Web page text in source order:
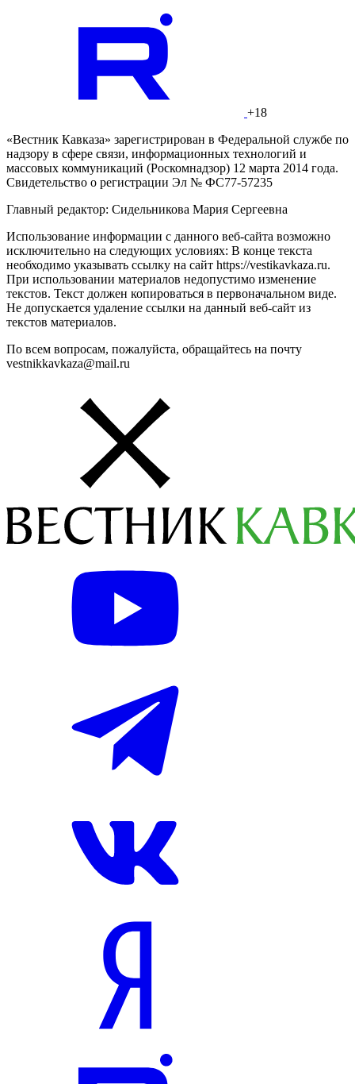
+18
«Вестник Кавказа» зарегистрирован в Федеральной службе по
надзору в сфере связи, информационных технологий и
массовых коммуникаций (Роскомнадзор) 12 марта 2014 года.
Свидетельство о регистрации Эл № ФС77-57235
Главный редактор: Сидельникова Мария Сергеевна
Использование информации с данного веб-сайта возможно
исключительно на следующих условиях: В конце текста
необходимо указывать ссылку на сайт https://vestikavkaza.ru.
При использовании материалов недопустимо изменение
текстов. Текст должен копироваться в первоначальном виде.
Не допускается удаление ссылки на данный веб-сайт из
текстов материалов.
По всем вопросам, пожалуйста, обращайтесь на почту
vestnikkavkaza@mail.ru